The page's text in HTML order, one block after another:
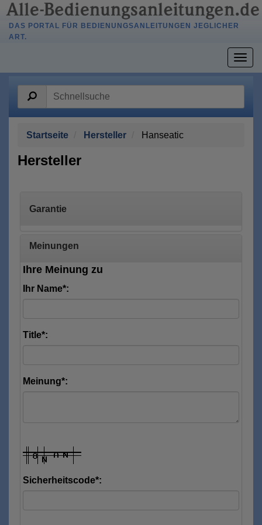
DAS PORTAL FÜR BEDIENUNGSANLEITUNGEN JEGLICHER
ART.
Startseite Hersteller Hanseatic
Hersteller
Garantie
Meinungen
Ihre Meinung zu
Ihr Name*:
Title*:
Meinung*:
Sicherheitscode*: